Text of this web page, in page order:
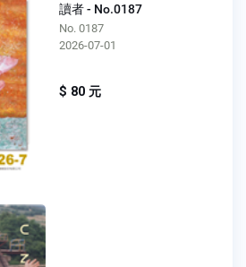
讀者 - No.0187
No. 0187
2026-07-01
$ 80 元